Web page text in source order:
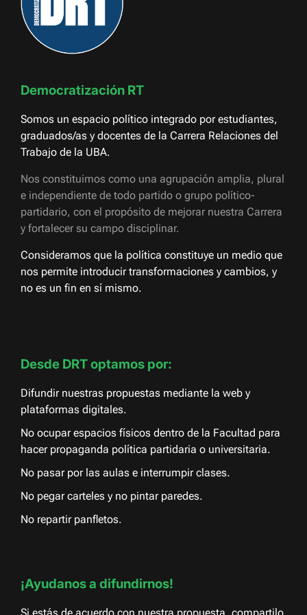
Democratización RT
Somos un espacio político integrado por estudiantes,
graduados/as y docentes de la Carrera Relaciones del
Trabajo de la UBA.
Nos constituimos como una agrupación amplia, plural
e independiente de todo partido o grupo político-
partidario, con el propósito de mejorar nuestra Carrera
y fortalecer su campo disciplinar.
Consideramos que la política constituye un medio que
nos permite introducir transformaciones y cambios, y
no es un fin en sí mismo.
Desde DRT optamos por:
Difundir nuestras propuestas mediante la web y
plataformas digitales.
No ocupar espacios físicos dentro de la Facultad para
hacer propaganda política partidaria o universitaria.
No pasar por las aulas e interrumpir clases.
No pegar carteles y no pintar paredes.
No repartir panfletos.
¡Ayudanos a difundirnos!